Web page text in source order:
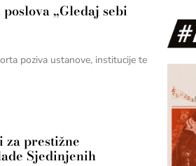
„Gledaj sebi
poziva ustanove, institucije te
prestižne
Sjedinjenih